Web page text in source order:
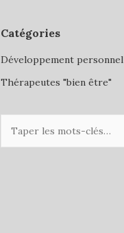
Catégories
Développement personnel
Thérapeutes "bien être"